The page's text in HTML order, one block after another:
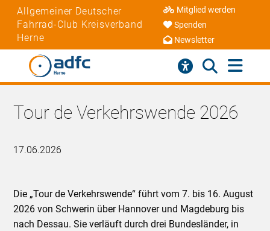
Allgemeiner Deutscher
Fahrrad-Club Kreisverband
Herne
Mitglied werden
Spenden
Newsletter
Tour de Verkehrswende 2026
17.06.2026
Die „Tour de Verkehrswende“ führt vom 7. bis 16. August
2026 von Schwerin über Hannover und Magdeburg bis
nach Dessau. Sie verläuft durch drei Bundesländer, in